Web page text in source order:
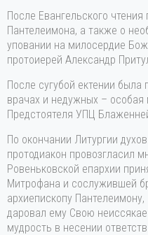
После Евангельского
Пантелеимона, а также о
уповании на милосердие
протоиерей Александр
После сугубой ектении
врачах и недужных – особая
Предстоятеля УПЦ
По окончании Литургии
протодиакон провозгласил
Ровеньковской епархии
Митрофана и сослужившей
архиепископу
даровал ему Свою
мудрость в несении